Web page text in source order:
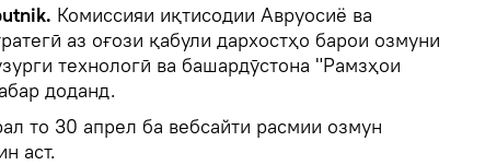
Комиссияи иқтисодии Авруосиё ва
аз оғози қабули дархостҳо барои озмуни
технологӣ ва башардӯстона "Рамзҳои
доданд.
то 30 апрел ба вебсайти расмии озмун
аст.